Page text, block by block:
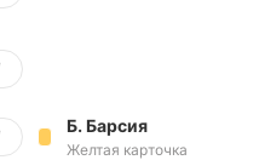
Б. Барсия
Желтая карточка